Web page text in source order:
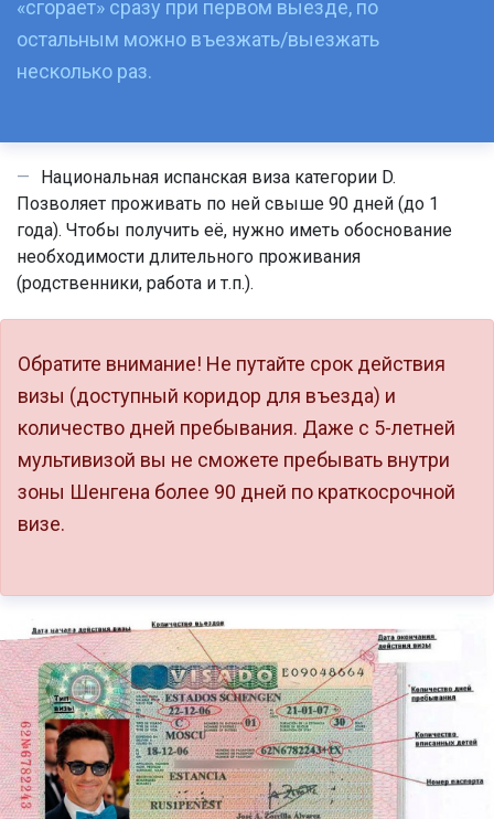
«сгорает» сразу при первом выезде, по
остальным можно въезжать/выезжать
несколько раз.
Национальная испанская виза категории D.
Позволяет проживать по ней свыше 90 дней (до 1
года). Чтобы получить её, нужно иметь обоснование
необходимости длительного проживания
(родственники, работа и т.п.).
Обратите внимание! Не путайте срок действия
визы (доступный коридор для въезда) и
количество дней пребывания. Даже с 5-летней
мультивизой вы не сможете пребывать внутри
зоны Шенгена более 90 дней по краткосрочной
визе.